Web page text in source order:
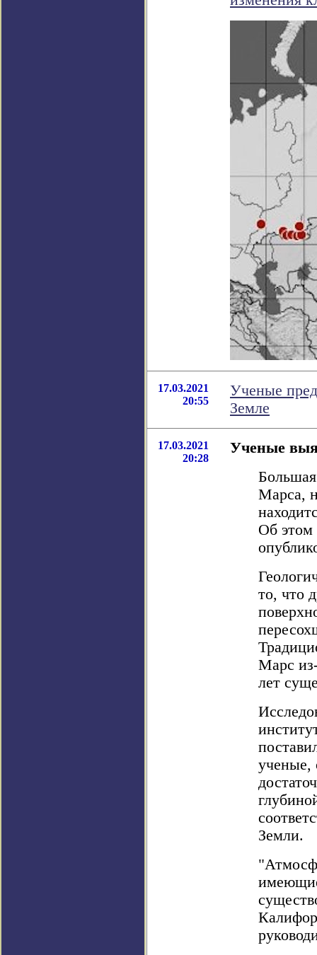
17.03.2021
20:55
Ученые
Земле
17.03.2021
20:28
Ученые
Марса,
Об этом
то, что
Марс
лет
ученые,
Земли.